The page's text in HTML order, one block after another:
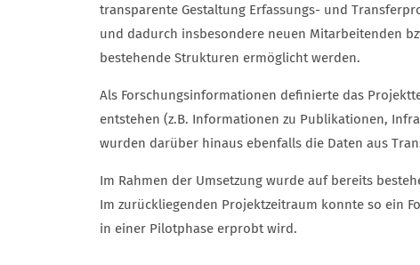
transparente Gestaltung Erfassungs- und
und dadurch insbesondere neuen Mitarbeitenden
bestehende Strukturen ermöglicht werden.
Als Forschungsinformationen definierte das
entstehen (z.B. Informationen zu Publikationen,
wurden darüber hinaus ebenfalls die Daten aus
Im Rahmen der Umsetzung wurde auf bereits
Im zurückliegenden Projektzeitraum konnte so ein
in einer Pilotphase erprobt wird.